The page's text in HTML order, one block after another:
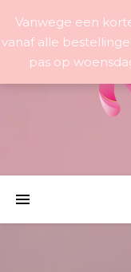
Vanwege een
vanaf alle
pas op